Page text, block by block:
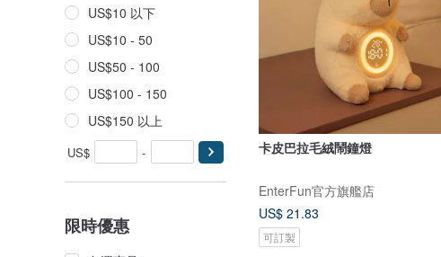
US$10 以下
US$10 - 50
US$50 - 100
US$100 - 150
US$150 以上
US$ -
限時優惠
卡皮巴拉毛絨鬧鐘燈
EnterFun官方旗艦店
US$ 21.83
可訂製